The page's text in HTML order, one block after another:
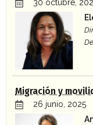
30 octubre,
Migración y
26 junio, 2025